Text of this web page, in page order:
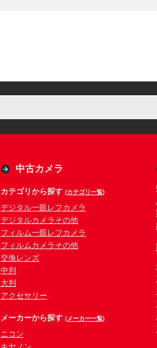
中古カメラ
カテゴリから探す (カテゴリ一覧)
デジタル一眼レフカメラ
デジタルカメラその他
フィルム一眼レフカメラ
フィルムカメラその他
交換レンズ
中判
大判
アクセサリー
メーカーから探す (メーカー一覧)
ニコン